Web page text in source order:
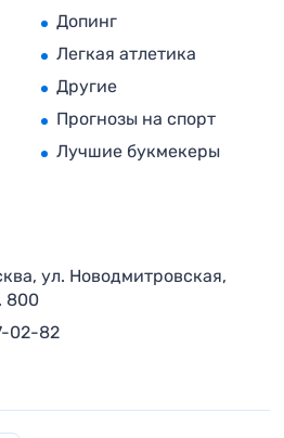
Допинг
Легкая атлетика
Другие
Прогнозы на спорт
Лучшие букмекеры
ул. Новодмитровская,
800
02-82